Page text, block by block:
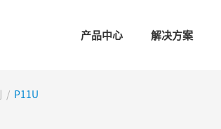
产品中心 解决方案
/ P11U